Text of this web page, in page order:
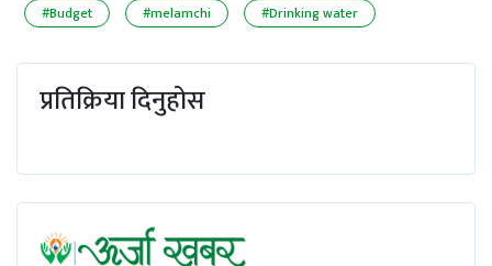
#Budget #melamchi #Drinking water
प्रतिक्रिया दिनुहोस